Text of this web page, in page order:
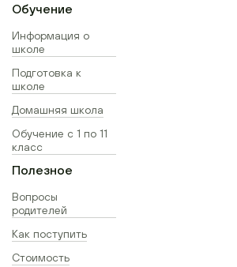
Обучение
Информация о
школе
Подготовка к
школе
Домашняя школа
Обучение с 1 по 11
класс
Полезное
Вопросы
родителей
Как поступить
Стоимость